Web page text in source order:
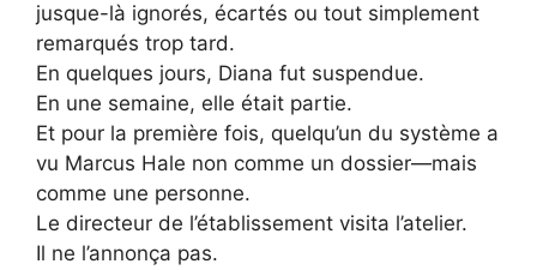
jusque-là ignorés, écartés ou tout simplement
remarqués trop tard.
En quelques jours, Diana fut suspendue.
En une semaine, elle était partie.
Et pour la première fois, quelqu’un du système a
vu Marcus Hale non comme un dossier—mais
comme une personne.
Le directeur de l’établissement visita l’atelier.
Il ne l’annonça pas.